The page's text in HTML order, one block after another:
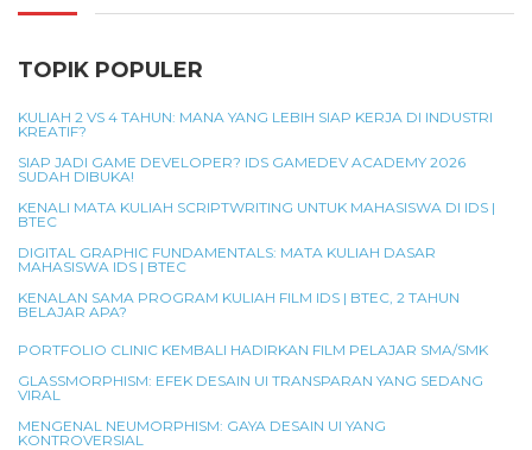
TOPIK POPULER
KULIAH 2 VS 4 TAHUN: MANA YANG LEBIH SIAP KERJA DI INDUSTRI
KREATIF?
SIAP JADI GAME DEVELOPER? IDS GAMEDEV ACADEMY 2026
SUDAH DIBUKA!
KENALI MATA KULIAH SCRIPTWRITING UNTUK MAHASISWA DI IDS |
BTEC
DIGITAL GRAPHIC FUNDAMENTALS: MATA KULIAH DASAR
MAHASISWA IDS | BTEC
KENALAN SAMA PROGRAM KULIAH FILM IDS | BTEC, 2 TAHUN
BELAJAR APA?
PORTFOLIO CLINIC KEMBALI HADIRKAN FILM PELAJAR SMA/SMK
GLASSMORPHISM: EFEK DESAIN UI TRANSPARAN YANG SEDANG
VIRAL
MENGENAL NEUMORPHISM: GAYA DESAIN UI YANG
KONTROVERSIAL